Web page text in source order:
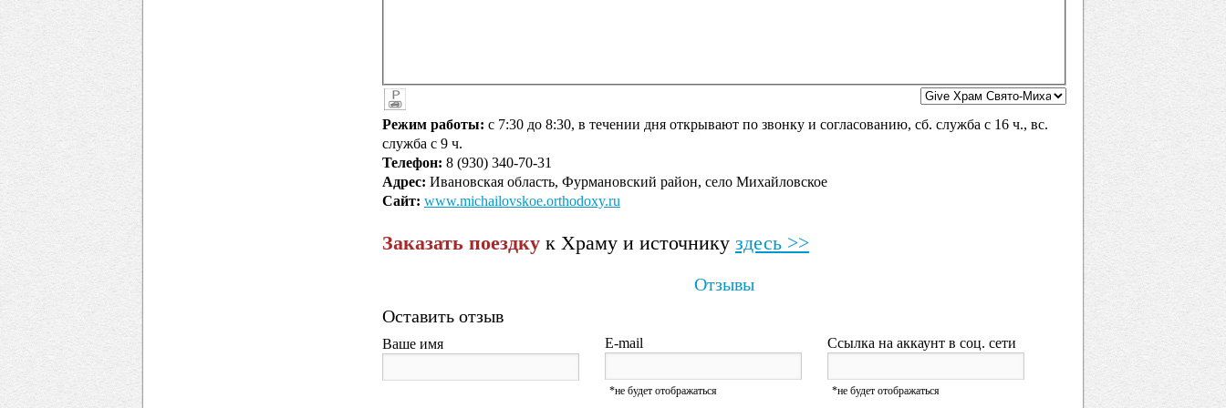
Режим работы: с 7:30 до 8:30, в течении дня открывают по звонку и согласованию, сб. служба с 16 ч., вс.
служба с 9 ч.
Телефон: 8 (930) 340-70-31
Адрес: Ивановская область, Фурмановский район, село Михайловское
Сайт: www.michailovskoe.orthodoxy.ru
Заказать поездку к Храму и источнику здесь >>
Отзывы
Оставить отзыв
Ваше имя E-mail
*не будет отображаться
Ссылка на аккаунт в соц. сети
*не будет отображаться